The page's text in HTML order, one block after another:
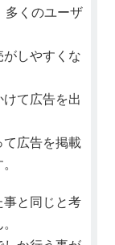
多くのユーザ
がしやすくな
て広告を出
広告を掲載
事と同じと考